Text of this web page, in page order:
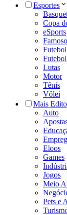
Esportes
Copa
eSports
Lutas
Motor
Tênis
Vôlei
Mais
Auto
Eloos
Games
Jogos
Meio
Pets e